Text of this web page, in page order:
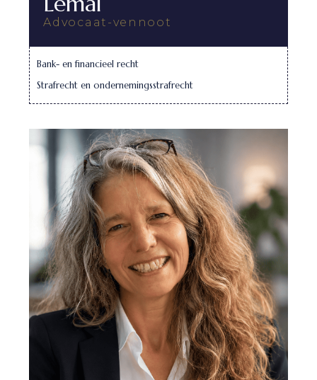
Advocaat-vennoot
Bank- en financieel recht
Strafrecht en ondernemingsstrafrecht